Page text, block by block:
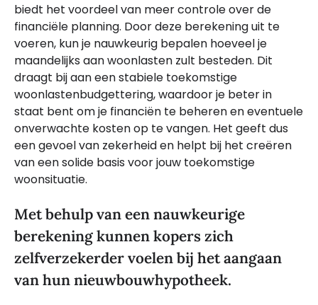
biedt het voordeel van meer controle over de
financiële planning. Door deze berekening uit te
voeren, kun je nauwkeurig bepalen hoeveel je
maandelijks aan woonlasten zult besteden. Dit
draagt bij aan een stabiele toekomstige
woonlastenbudgettering, waardoor je beter in
staat bent om je financiën te beheren en eventuele
onverwachte kosten op te vangen. Het geeft dus
een gevoel van zekerheid en helpt bij het creëren
van een solide basis voor jouw toekomstige
woonsituatie.
Met behulp van een nauwkeurige
berekening kunnen kopers zich
zelfverzekerder voelen bij het aangaan
van hun nieuwbouwhypotheek.